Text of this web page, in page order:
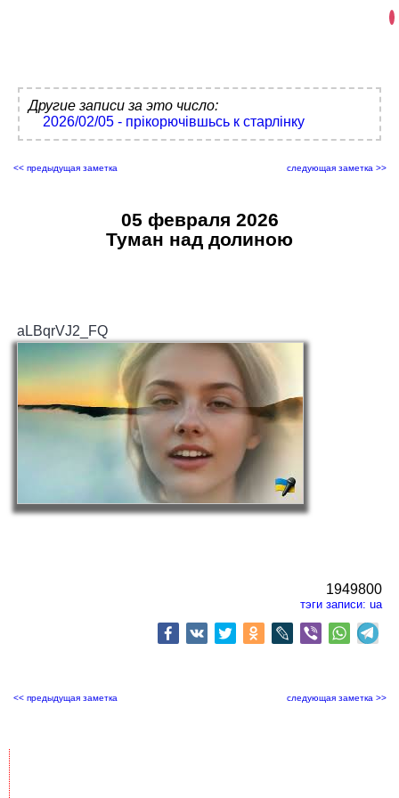
Другие записи за это число:
2026/02/05 - прікорючівшьсь к старлінку
<< предыдущая заметка следующая заметка >>
05 февраля 2026
Туман над долиною
aLBqrVJ2_FQ
1949800
тэги записи: ua
<< предыдущая заметка следующая заметка >>